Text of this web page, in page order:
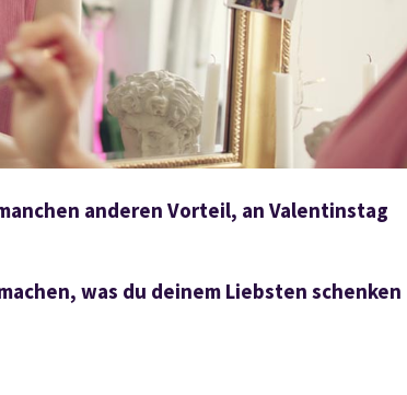
anderen Vorteil, an Valentinstag
was du deinem Liebsten schenken